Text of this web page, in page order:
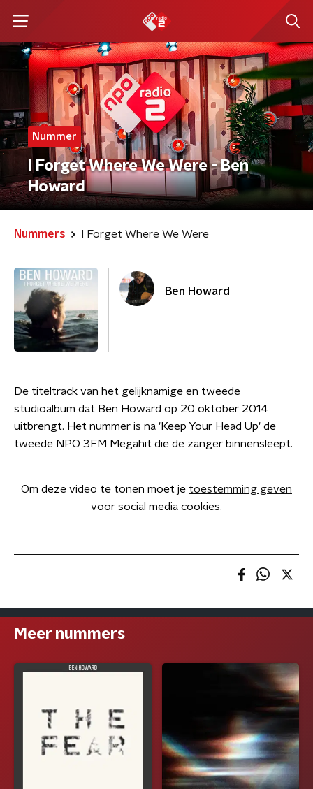
Nummer
I Forget Where We Were - Ben
Howard
Nummers I Forget Where We Were
Ben Howard
De titeltrack van het gelijknamige en tweede
studioalbum dat Ben Howard op 20 oktober 2014
uitbrengt. Het nummer is na 'Keep Your Head Up' de
tweede NPO 3FM Megahit die de zanger binnensleept.
Om deze video te tonen moet je toestemming geven
voor social media cookies.
Meer nummers